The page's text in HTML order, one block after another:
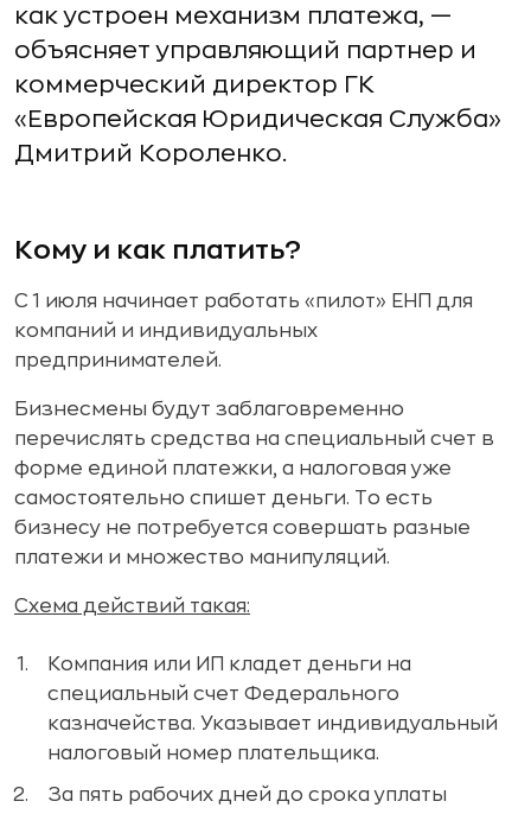
как устроен механизм платежа, —
объясняет управляющий партнер и
коммерческий директор ГК
«Европейская Юридическая Служба»
Дмитрий Короленко.
Кому и как платить?
С 1 июля начинает работать «пилот» ЕНП для
компаний и индивидуальных
предпринимателей.
Бизнесмены будут заблаговременно
перечислять средства на специальный счет в
форме единой платежки, а налоговая уже
самостоятельно спишет деньги. То есть
бизнесу не потребуется совершать разные
платежи и множество манипуляций.
Схема действий такая:
Компания или ИП кладет деньги на
специальный счет Федерального
казначейства. Указывает индивидуальный
налоговый номер плательщика.
За пять рабочих дней до срока уплаты